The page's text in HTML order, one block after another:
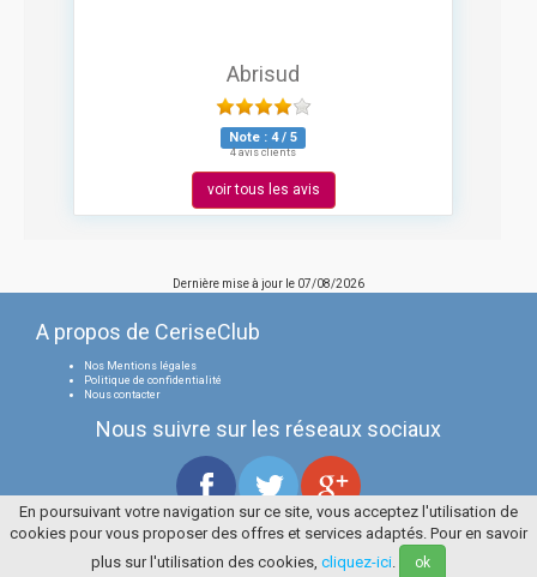
Abrisud
Note : 4/ 5
4 avis clients
voir tous les avis
Dernière mise à jour le 07/08/2026
A propos de CeriseClub
Nos Mentions légales
Politique de confidentialité
Nous contacter
Nous suivre sur les réseaux sociaux
Tous droits réservés
La Cerise Bleue 2006 / 2026
En poursuivant votre navigation sur ce site, vous acceptez l'utilisation de
cookies pour vous proposer des offres et services adaptés. Pour en savoir
plus sur l'utilisation des cookies, cliquez-ici ok